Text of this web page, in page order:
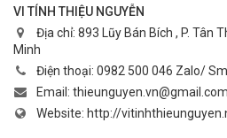
VI TÍNH THIỆU NGUYỄN
Địa chỉ: 893 Lũy Bán Bích , P. Tân
Minh
Điện thoại: 0982 500 046 Zalo/
Email: thieunguyen.vn@gmail.com
Website: http://